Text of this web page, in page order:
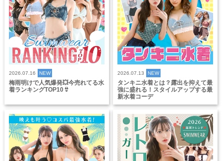
2026.07.16 NEW
梅雨明けで人気爆発💥今売れてる水
着ランキングTOP10👙
2026.07.13 NEW
タンキニ水着とは？露出を抑えて最
強に盛れる！スタイルアップする最
新水着コーデ